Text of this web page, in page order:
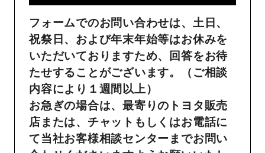
フォームでのお問い合わせは、土日、
祝祭日、および年末年始等はお休みを
いただいておりますため、回答をお待
たせすることがございます。（ご相談
内容により１週間以上）
お急ぎの場合は、最寄りのトヨタ販売
店または、チャットもしくはお電話に
て当社お客様相談センターまでお問い